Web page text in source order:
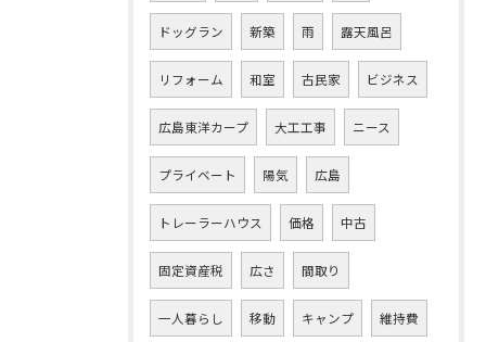
ドッグラン 新築 雨 露天風呂
リフォーム 和室 古民家 ビジネス
広島東洋カープ 大工工事 ニース
プライベート 陽気 広島
トレーラーハウス 価格 中古
固定資産税 広さ 間取り
一人暮らし 移動 キャンプ 維持費